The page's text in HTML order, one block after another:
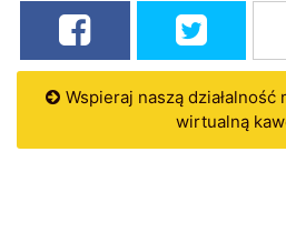
Wspieraj naszą
wirtualną